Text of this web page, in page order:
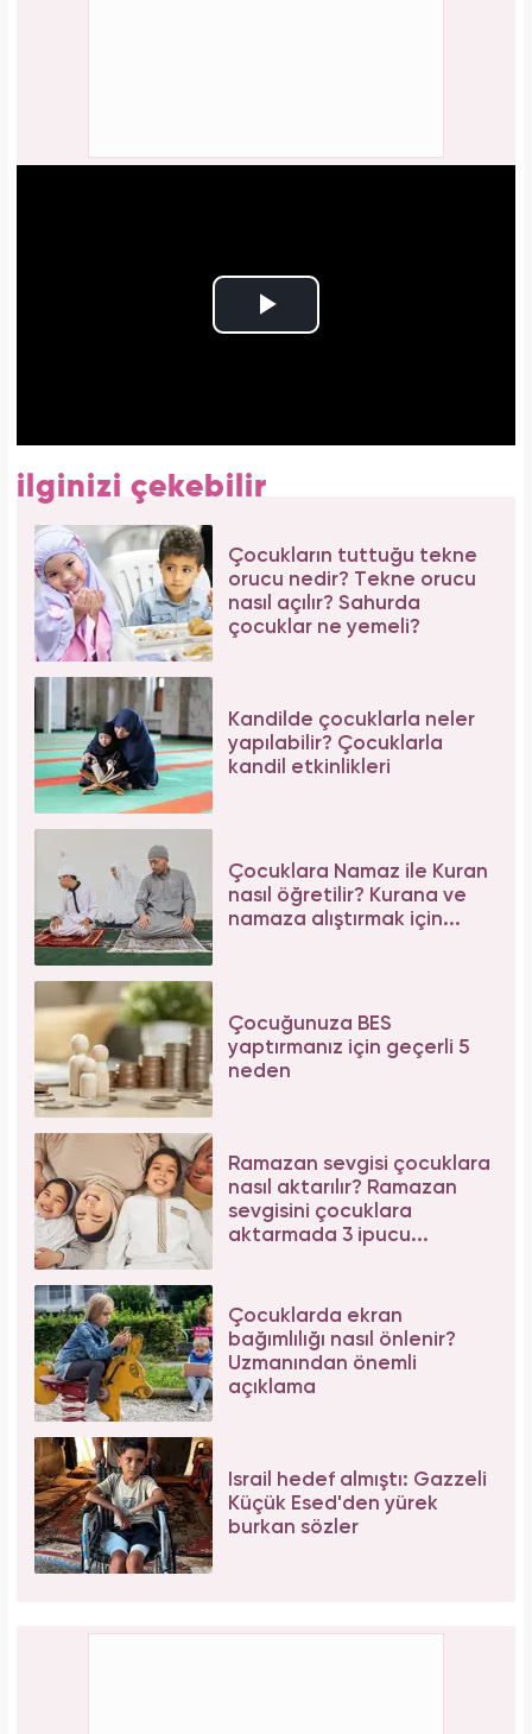
ilginizi çekebilir
Çocukların tuttuğu tekne
orucu nedir? Tekne orucu
nasıl açılır? Sahurda
çocuklar ne yemeli?
Kandilde çocuklarla neler
yapılabilir? Çocuklarla
kandil etkinlikleri
Çocuklara Namaz ile Kuran
nasıl öğretilir? Kurana ve
namaza alıştırmak için...
Çocuğunuza BES
yaptırmanız için geçerli 5
neden
Ramazan sevgisi çocuklara
nasıl aktarılır? Ramazan
sevgisini çocuklara
aktarmada 3 ipucu...
Çocuklarda ekran
bağımlılığı nasıl önlenir?
Uzmanından önemli
açıklama
İsrail hedef almıştı: Gazzeli
Küçük Esed'den yürek
burkan sözler